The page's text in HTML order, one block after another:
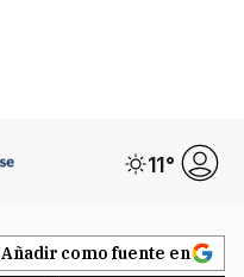
11°
Añadir como fuente en